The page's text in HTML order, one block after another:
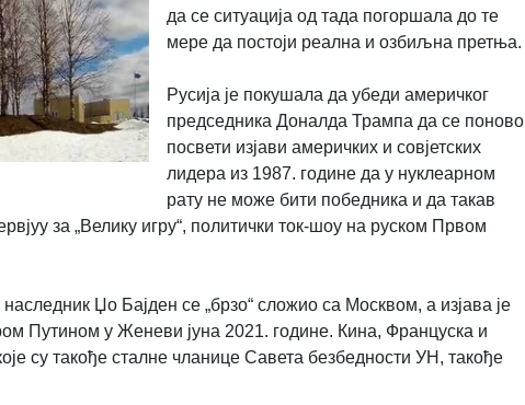
да се ситуација од тада погоршала до те
мере да постоји реална и озбиљна претња.
Русија је покушала да убеди америчког
председника Доналда Трампа да се поново
посвети изјави америчких и совјетских
лидера из 1987. године да у нуклеарном
рату не може бити победника и да такав
за „Велику игру“, политички ток-шоу на руском Првом
Џо Бајден се „брзо“ сложио са Москвом, а изјава је
Путином у Женеви јуна 2021. године. Кина, Француска и
су такође сталне чланице Савета безбедности УН, такође